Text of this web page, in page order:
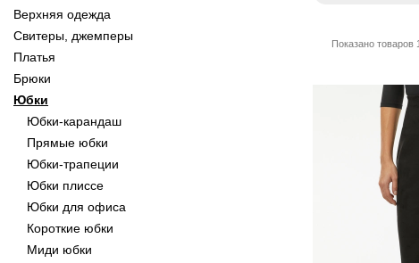
Верхняя одежда
Свитеры, джемперы
Платья
Брюки
Юбки
Юбки-карандаш
Прямые юбки
Юбки-трапеции
Юбки плиссе
Юбки для офиса
Короткие юбки
Миди юбки
Показано товаров